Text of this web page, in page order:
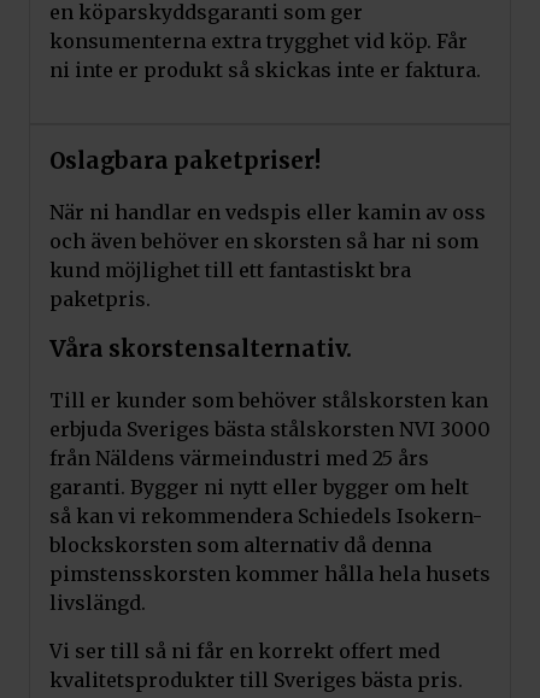
en köparskyddsgaranti som ger
konsumenterna extra trygghet vid köp. Får
ni inte er produkt så skickas inte er faktura.
Oslagbara paketpriser!
När ni handlar en vedspis eller kamin av oss
och även behöver en skorsten så har ni som
kund möjlighet till ett fantastiskt bra
paketpris.
Våra skorstensalternativ.
Till er kunder som behöver stålskorsten kan
erbjuda Sveriges bästa stålskorsten NVI 3000
från Näldens värmeindustri med 25 års
garanti. Bygger ni nytt eller bygger om helt
så kan vi rekommendera Schiedels Isokern-
blockskorsten som alternativ då denna
pimstensskorsten kommer hålla hela husets
livslängd.
Vi ser till så ni får en korrekt offert med
kvalitetsprodukter till Sveriges bästa pris.